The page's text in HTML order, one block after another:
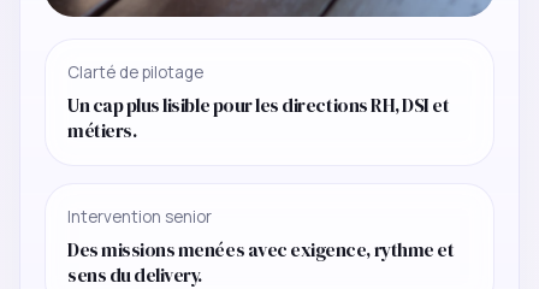
Clarté de pilotage
Un cap plus lisible pour les directions RH, DSI et
métiers.
Intervention senior
Des missions menées avec exigence, rythme et
sens du delivery.